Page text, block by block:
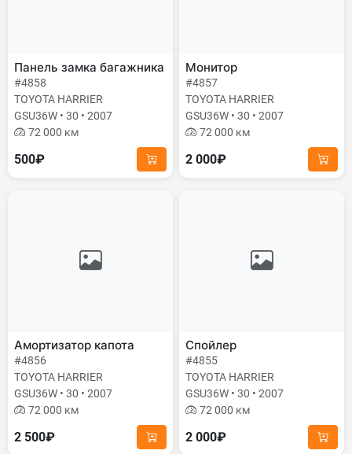
Панель замка багажника
#4858
TOYOTA HARRIER
GSU36W • 30 • 2007
72 000 км
500₽
Монитор
#4857
TOYOTA HARRIER
GSU36W • 30 • 2007
72 000 км
2 000₽
Амортизатор капота
#4856
TOYOTA HARRIER
GSU36W • 30 • 2007
72 000 км
2 500₽
Спойлер
#4855
TOYOTA HARRIER
GSU36W • 30 • 2007
72 000 км
2 000₽